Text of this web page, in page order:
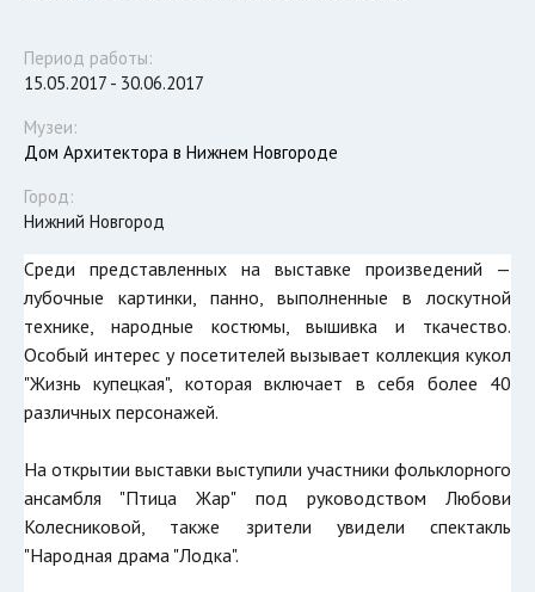
Период работы:
15.05.2017 - 30.06.2017
Музеи:
Дом Архитектора в Нижнем Новгороде
Город:
Нижний Новгород
Среди представленных на выставке произведений —
лубочные картинки, панно, выполненные в лоскутной
технике, народные костюмы, вышивка и ткачество.
Особый интерес у посетителей вызывает коллекция кукол
"Жизнь купецкая", которая включает в себя более 40
различных персонажей.
На открытии выставки выступили участники фольклорного
ансамбля "Птица Жар" под руководством Любови
Колесниковой, также зрители увидели спектакль
"Народная драма "Лодка".